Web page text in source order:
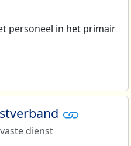
personeel in het primair
dienst